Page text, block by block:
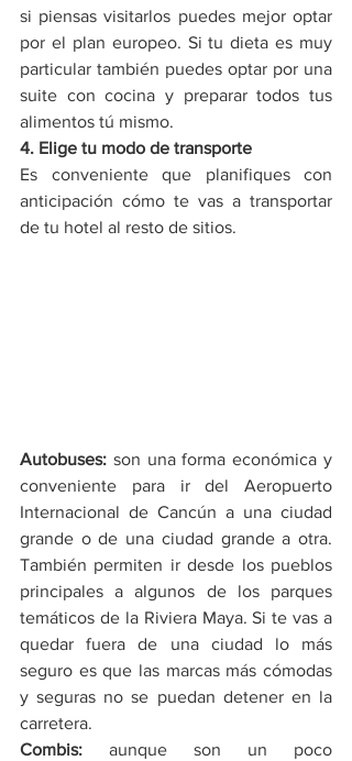
si piensas visitarlos puedes mejor optar
por el plan europeo. Si tu dieta es muy
particular también puedes optar por una
suite con cocina y preparar todos tus
alimentos tú mismo.
4. Elige tu modo de transporte
Es conveniente que planifiques con
anticipación cómo te vas a transportar
de tu hotel al resto de sitios.
Autobuses: son una forma económica y
conveniente para ir del Aeropuerto
Internacional de Cancún a una ciudad
grande o de una ciudad grande a otra.
También permiten ir desde los pueblos
principales a algunos de los parques
temáticos de la Riviera Maya. Si te vas a
quedar fuera de una ciudad lo más
seguro es que las marcas más cómodas
y seguras no se puedan detener en la
carretera.
Combis: aunque son un poco